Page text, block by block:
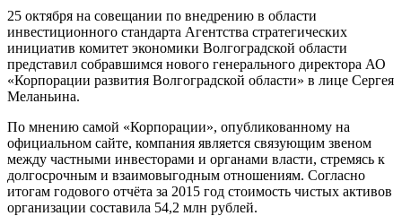
25 октября на совещании по внедрению в области
инвестиционного стандарта Агентства стратегических
инициатив комитет экономики Волгоградской области
представил собравшимся нового генерального директора АО
«Корпорации развития Волгоградской области» в лице Сергея
Меланьина.
По мнению самой «Корпорации», опубликованному на
официальном сайте, компания является связующим звеном
между частными инвесторами и органами власти, стремясь к
долгосрочным и взаимовыгодным отношениям. Согласно
итогам годового отчёта за 2015 год стоимость чистых активов
организации составила 54,2 млн рублей.